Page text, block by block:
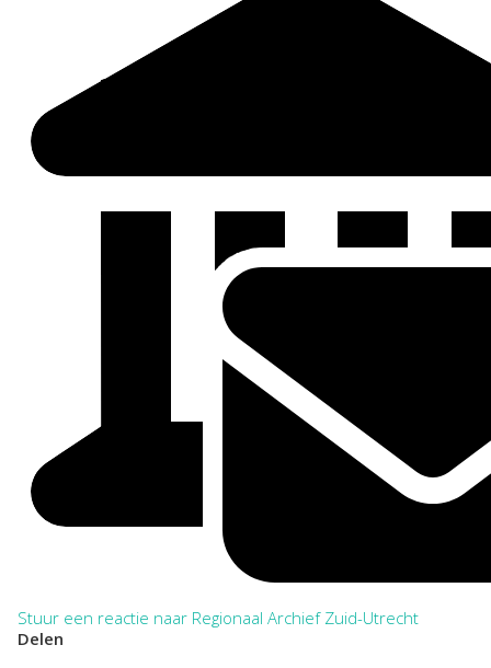
Stuur een reactie naar Regionaal Archief Zuid-Utrecht
Delen